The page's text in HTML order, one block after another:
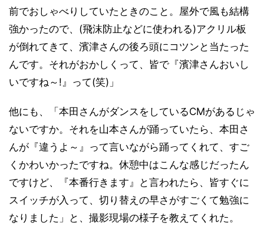
前でおしゃべりしていたときのこと。屋外で風も結構
強かったので、(飛沫防止などに使われる)アクリル板
が倒れてきて、濱津さんの後ろ頭にコツンと当たった
んです。それがおかしくって、皆で『濱津さんおいし
いですね～!』って(笑)」
他にも、「本田さんがダンスをしているCMがあるじゃ
ないですか。それを山本さんが踊っていたら、本田さ
んが『違うよ～』って言いながら踊ってくれて、すご
くかわいかったですね。休憩中はこんな感じだったん
ですけど、『本番行きます』と言われたら、皆すぐに
スイッチが入って、切り替えの早さがすごくて勉強に
なりました」と、撮影現場の様子を教えてくれた。